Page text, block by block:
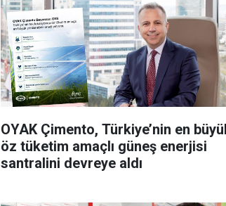
OYAK Çimento, Türkiye’nin en
öz tüketim amaçlı güneş enerjisi
santralini devreye aldı